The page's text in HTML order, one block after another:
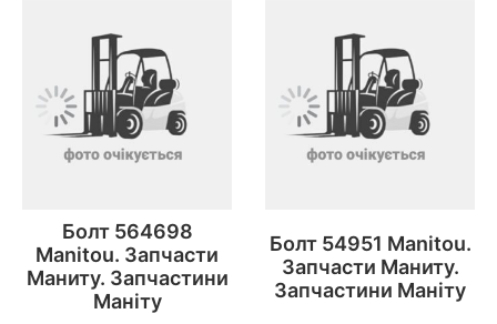
Болт 564698
Manitou. Запчасти
Маниту. Запчастини
Маніту
Болт 54951 Manitou.
Запчасти Маниту.
Запчастини Маніту